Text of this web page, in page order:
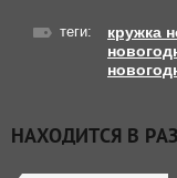
теги: кружка
НАХОДИТСЯ В